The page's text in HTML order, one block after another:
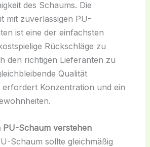
des Schaums. Die
mit zuverlässigen PU-
ist eine der einfachsten
Rückschläge zu
den richtigen Lieferanten zu
Qualität
Konzentration und ein
PU-Schaum verstehen
Schaum sollte gleichmäßig